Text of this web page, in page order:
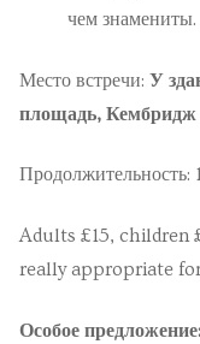
чем знамениты.
Место встречи: У
площадь, Кембридж
Продолжительность:
Adults £15, children
really appropriate
Особое